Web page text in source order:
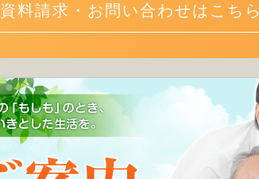
資料請求・お問い合わせはこちら